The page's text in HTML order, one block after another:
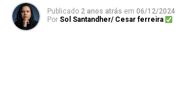
Publicado 2 anos atrás em 06/12/2024
Por Sol Santandher/ Cesar ferreira